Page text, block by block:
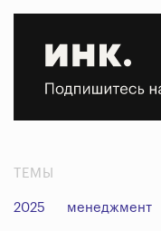
ТЕМЫ
2025 менеджмент